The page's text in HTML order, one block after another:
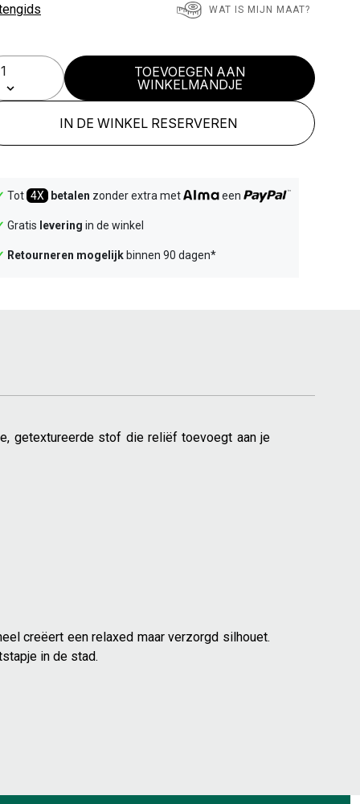
WAT IS MIJN MAAT?
TOEVOEGEN AAN
WINKELMANDJE
IN DE WINKEL RESERVEREN
Tot 4X betalen zonder extra met een
Gratis levering in de winkel
Retourneren mogelijk binnen 90 dagen*
getextureerde stof die reliëf toevoegt aan je
creëert een relaxed maar verzorgd silhouet.
in de stad.